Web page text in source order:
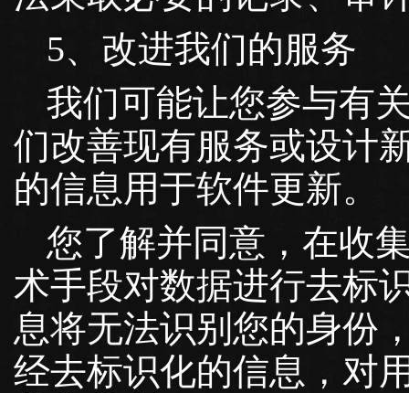
5、改进我们的服务
我们可能让您参与有
们改善现有服务或设计
的信息用于软件更新。
您了解并同意，在收
术手段对数据进行去标
息将无法识别您的身份
经去标识化的信息，对